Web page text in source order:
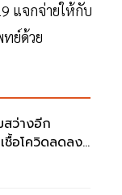
แจกจ่ายให้กับ
ย์ด้วย
สว่างอีก
ชื้อโควิดลดลง